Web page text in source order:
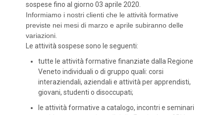
sospese fino al giorno 03 aprile 2020.
Informiamo i nostri clienti che le attività formative
previste nei mesi di marzo e aprile subiranno delle
variazioni.
Le attività sospese sono le seguenti:
tutte le attività formative finanziate dalla Regione
Veneto individuali o di gruppo quali: corsi
interaziendali, aziendali e attività per apprendisti,
giovani, studenti o disoccupati;
le attività formative a catalogo, incontri e seminari